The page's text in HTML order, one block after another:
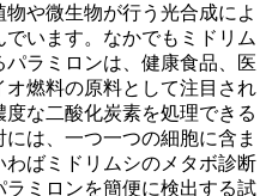
や微生物が行う光合成によ
います。なかでもミドリム
ラミロンは、健康食品、医
燃料の原料として注目され
な二酸化炭素を処理できる
は、一つ一つの細胞に含ま
ばミドリムシのメタボ診断
ミロンを簡便に検出する試